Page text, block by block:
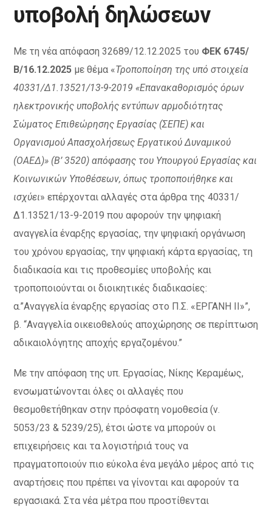
υποβολή δηλώσεων
Με τη νέα απόφαση 32689/12.12.2025 του ΦΕΚ 6745/
Β/16.12.2025 με θέμα «Τροποποίηση της υπό στοιχεία
40331/Δ1.13521/13-9-2019 «Επανακαθορισμός όρων
ηλεκτρονικής υποβολής εντύπων αρμοδιότητας
Σώματος Επιθεώρησης Εργασίας (ΣΕΠΕ) και
Οργανισμού Απασχολήσεως Εργατικού Δυναμικού
(ΟΑΕΔ)» (Β’ 3520) απόφασης του Υπουργού Εργασίας και
Κοινωνικών Υποθέσεων, όπως τροποποιήθηκε και
ισχύει» επέρχονται αλλαγές στα άρθρα της 40331/
Δ1.13521/13-9-2019 που αφορούν την ψηφιακή
αναγγελία έναρξης εργασίας, την ψηφιακή οργάνωση
του χρόνου εργασίας, την ψηφιακή κάρτα εργασίας, τη
διαδικασία και τις προθεσμίες υποβολής και
τροποποιούνται οι διοικητικές διαδικασίες:
α.”Αναγγελία έναρξης εργασίας στο Π.Σ. «ΕΡΓΑΝΗ ΙΙ»”,
β. “Αναγγελία οικειοθελούς αποχώρησης σε περίπτωση
αδικαιολόγητης αποχής εργαζομένου.”
Με την απόφαση της υπ. Εργασίας, Νίκης Κεραμέως,
ενσωματώνονται όλες οι αλλαγές που
θεσμοθετήθηκαν στην πρόσφατη νομοθεσία (ν.
5053/23 & 5239/25), έτσι ώστε να μπορούν οι
επιχειρήσεις και τα λογιστήριά τους να
πραγματοποιούν πιο εύκολα ένα μεγάλο μέρος από τις
αναρτήσεις που πρέπει να γίνονται και αφορούν τα
εργασιακά. Στα νέα μέτρα που προστίθενται